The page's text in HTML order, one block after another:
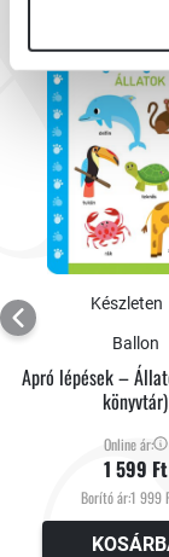
Készleten
Ballon
Apró lépések –
könyvtár)
Online ár:
1 599 Ft
Borító ár:1 999